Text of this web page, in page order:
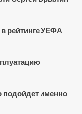
рейтинге УЕФА
подойдет именно